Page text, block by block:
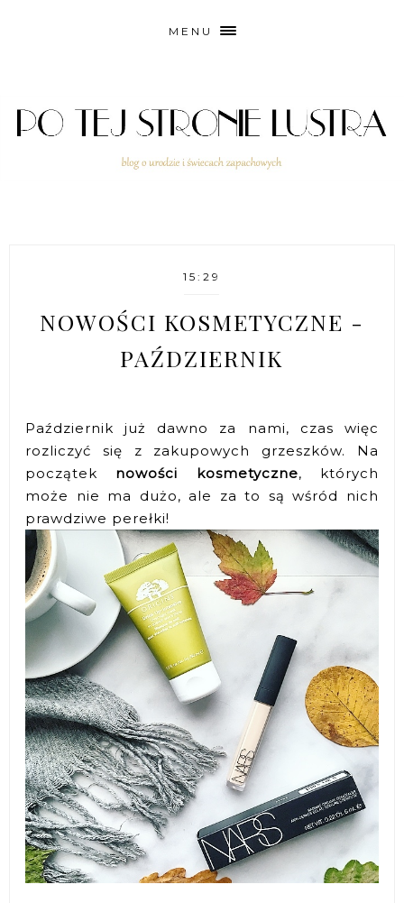
MENU
15:29
NOWOŚCI KOSMETYCZNE -
PAŹDZIERNIK
Październik już dawno za nami, czas więc
rozliczyć się z zakupowych grzeszków. Na
początek nowości kosmetyczne, których
może nie ma dużo, ale za to są wśród nich
prawdziwe perełki!